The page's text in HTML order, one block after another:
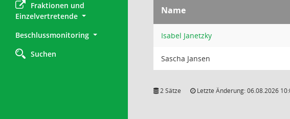
Fraktionen und
Einzelvertretende
Beschlussmonitoring
Suchen
Name
Isabel Janetzky
Sascha Jansen
2 Sätze Letzte Änderung: 06.08.2026